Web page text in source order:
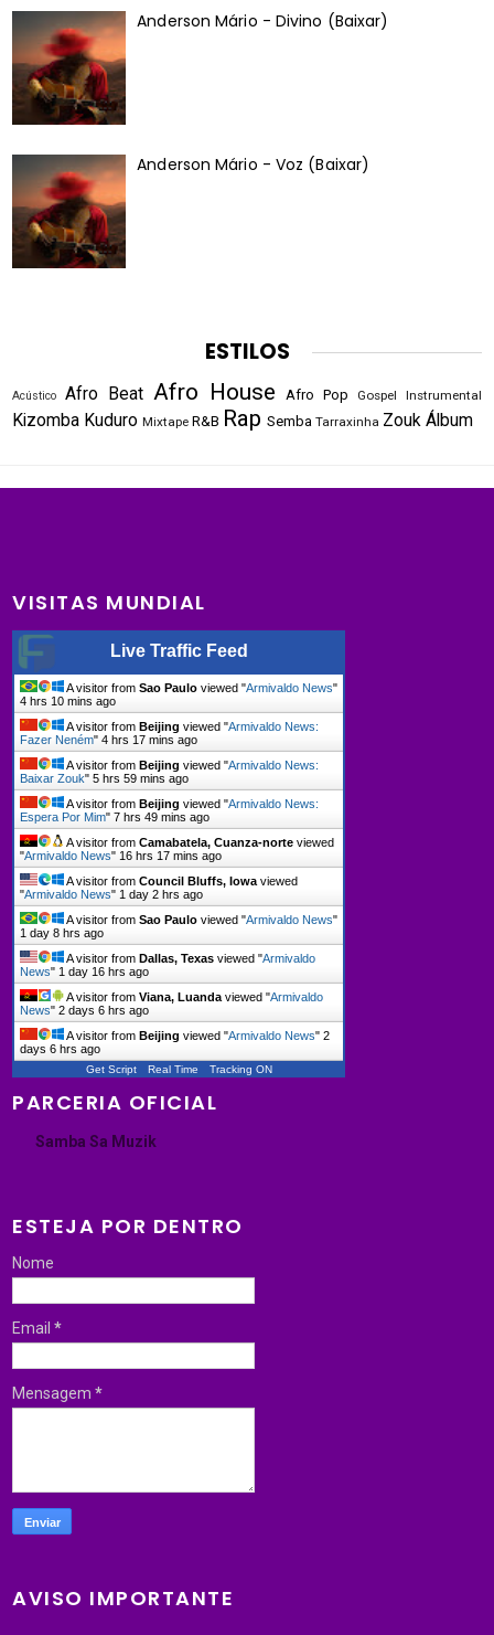
Anderson Mário - Divino (Baixar)
Anderson Mário - Voz (Baixar)
ESTILOS
Acústico Afro Beat Afro House Afro Pop Gospel Instrumental
Kizomba Kuduro Mixtape R&B Rap Semba Tarraxinha Zouk Álbum
VISITAS MUNDIAL
Live Traffic Feed
A visitor fromSao Paulo viewed "Armivaldo News"
4 hrs 10 mins ago
A visitor fromBeijing viewed "Armivaldo News:
Fazer Neném"4 hrs 17 mins ago
A visitor fromBeijing viewed "Armivaldo News:
Baixar Zouk"5 hrs 59 mins ago
A visitor fromBeijing viewed "Armivaldo News:
Espera Por Mim"7 hrs 49 mins ago
A visitor fromCamabatela, Cuanza-norte viewed
"Armivaldo News" 16 hrs 17 mins ago
A visitor fromCouncil Bluffs, Iowa viewed
"Armivaldo News" 1 day 2 hrs ago
A visitor fromSao Paulo viewed "Armivaldo News"
1 day 8 hrs ago
A visitor fromDallas, Texas viewed "Armivaldo
News" 1 day 16 hrs ago
A visitor fromViana, Luanda viewed "Armivaldo
News"2 days 6 hrs ago
A visitor fromBeijing viewed "Armivaldo News"2
days 6 hrs ago
Get Script Real Time Tracking ON
PARCERIA OFICIAL
Samba Sa Muzik
ESTEJA POR DENTRO
Nome
Email*
Mensagem*
AVISO IMPORTANTE